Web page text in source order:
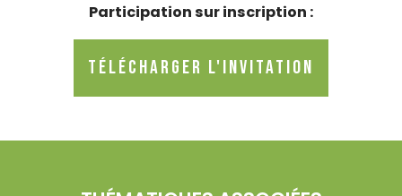
Participation sur inscription :
Télécharger l'invitation